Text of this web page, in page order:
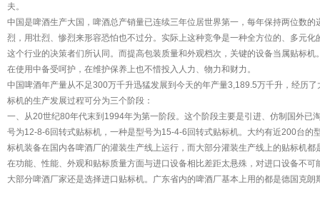
夫。
中国是啤酒生产大国，啤酒总产销量已连续三年位居世界第一，每年保持两位数
烈，用壮烈、惨烈来形容恐怕也不过分。实际上这种竞争是一种全方位的、多元
这个行业的决策者们所认同。而提高包装质量和外观档次，关键的设备当属贴标
在使用中备受呵护，在维护保养上也不惜投入人力、物力和财力。
中国啤酒年产量从不足300万千升迅猛发展到今天的年产量3,189.5万千升，经历
标机的生产发展过程可分为三个阶段：
一、从20世纪80年代末到1994年为第一阶段。这个阶段主要是引进、仿制国外
号为12-8-6回转式贴标机，一种是型号为15-4-6回转式贴标机。大约有近200台
标机装备在国内各啤酒厂的灌装生产线上运行，而大部分灌装生产线上的贴标机
在功能、性能、外观和贴标质量方面与进口设备相比差距太悬殊，对进口设备不
大部分啤酒厂家还是选择进口贴标机。广东省内的啤酒厂基本上用的都是德国克朗